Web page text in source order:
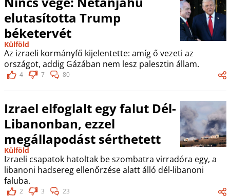
elutasította Trump
béketervét
Külföld
Az izraeli kormányfő kijelentette: amíg ő vezeti az
országot, addig Gázában nem lesz palesztin állam.
4 7 80
Izrael elfoglalt egy falut Dél-
Libanonban, ezzel
megállapodást sérthetett
Külföld
Izraeli csapatok hatoltak be szombatra virradóra egy, a
libanoni hadsereg ellenőrzése alatt álló dél-libanoni
faluba.
2 3 23